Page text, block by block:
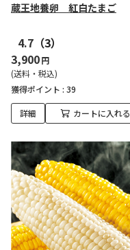
蔵王地養卵 紅白たまご
4.7 （3）
3,900円
(送料・税込)
獲得ポイント : 39
詳細 カートに入れる